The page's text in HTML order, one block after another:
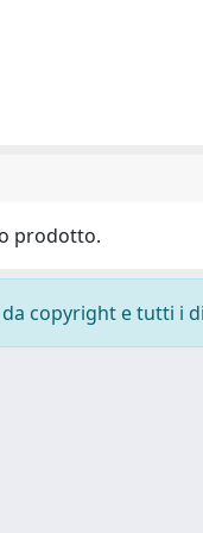
prodotto.
copyright e tutti i